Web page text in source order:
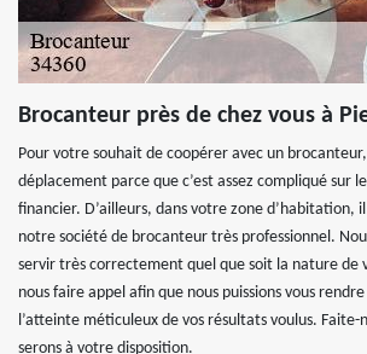
Brocanteur près de chez vous à
Pour votre souhait de coopérer avec un
déplacement parce que c’est assez compliqué sur
financier. D’ailleurs, dans votre zone d’habitation,
notre société de brocanteur très professionnel.
servir très correctement quel que soit la nature de
nous faire appel afin que nous puissions vous
l’atteinte méticuleux de vos résultats voulus. Faite-
serons à votre disposition.